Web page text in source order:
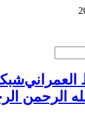
الرحمن